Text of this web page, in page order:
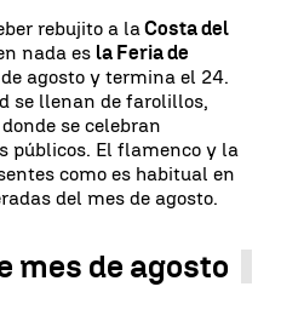
rebujito a laCosta del
nada es la Feria de
agosto y termina el 24.
se llenan de farolillos,
se celebran
públicos. El flamenco y la
como es habitual en
del mes de agosto.
mes de agosto